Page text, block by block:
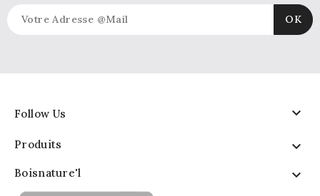
Follow Us 
Produits 
Boisnature'l 